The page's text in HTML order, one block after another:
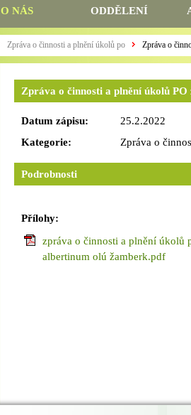
O NÁS ODDĚLENÍ
Zpráva o činnosti a plnění úkolů po Zpráva o
Zpráva o činnosti a plnění úkolů PO
Datum zápisu:
25.2.2022
Kategorie:
Zpráva o
Podrobnosti
Přílohy:
zpráva o činnosti a plnění úkolů
albertinum olú žamberk.pdf